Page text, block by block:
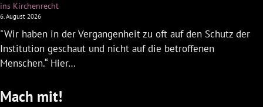
ins Kirchenrecht
6. August 2026
"Wir haben in der Vergangenheit zu oft auf den Schutz der
Institution geschaut und nicht auf die betroffenen
Menschen.“ Hier…
Mach mit!